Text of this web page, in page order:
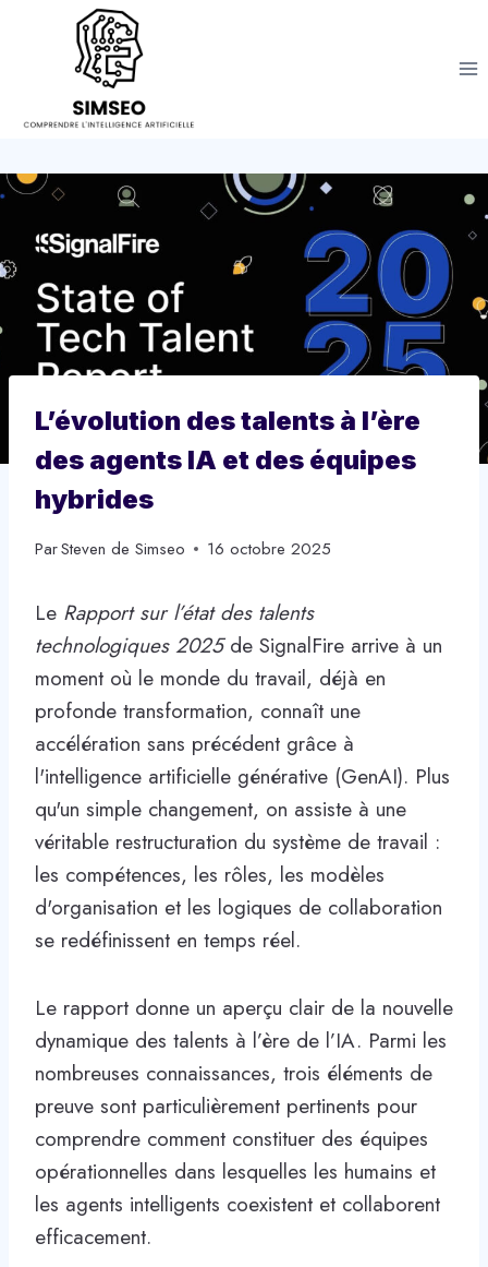
L’évolution des talents à l’ère
des agents IA et des équipes
hybrides
ParSteven de Simseo 16 octobre 2025
Le Rapport sur l’état des talents
technologiques 2025de SignalFire arrive à un
moment où le monde du travail, déjà en
profonde transformation, connaît une
accélération sans précédent grâce à
l'intelligence artificielle générative (GenAI). Plus
qu'un simple changement, on assiste à une
véritable restructuration du système de travail :
les compétences, les rôles, les modèles
d'organisation et les logiques de collaboration
se redéfinissent en temps réel.
Le rapport donne un aperçu clair de la nouvelle
dynamique des talents à l’ère de l’IA. Parmi les
nombreuses connaissances, trois éléments de
preuve sont particulièrement pertinents pour
comprendre comment constituer des équipes
opérationnelles dans lesquelles les humains et
les agents intelligents coexistent et collaborent
efficacement.